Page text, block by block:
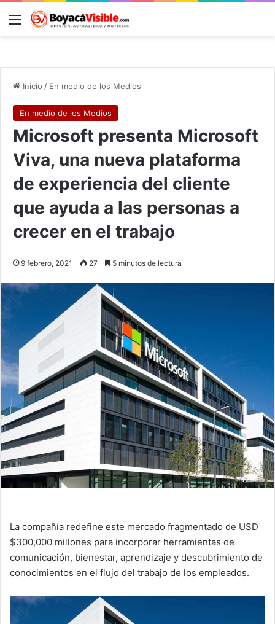
Menú
Inicio / En medio de los Medios
En medio de los Medios
Microsoft presenta Microsoft
Viva, una nueva plataforma
de experiencia del cliente
que ayuda a las personas a
crecer en el trabajo
9 febrero, 2021 27 5 minutos de lectura
La compañía redefine este mercado fragmentado de USD
$300,000 millones para incorporar herramientas de
comunicación, bienestar, aprendizaje y descubrimiento de
conocimientos en el flujo del trabajo de los empleados.